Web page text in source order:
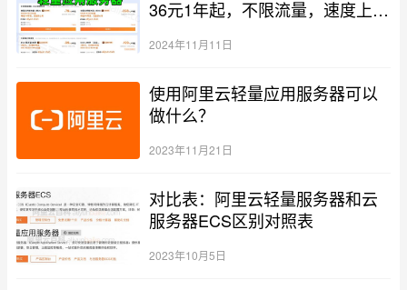
36元1年起，不限流量，速度上
2024年11月11日
使用阿里云轻量应用服务器可以
做什么？
2023年11月21日
对比表：阿里云轻量服务器和云
服务器ECS区别对照表
2023年10月5日